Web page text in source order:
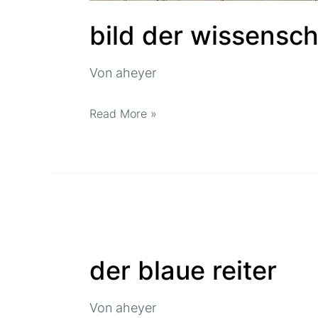
bild der
Von aheyer
Read More »
der blaue reiter
Von aheyer
reiter